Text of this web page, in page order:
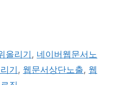
올리기 , 네이버웹문서노
기 , 웹문서상단노출, 웹